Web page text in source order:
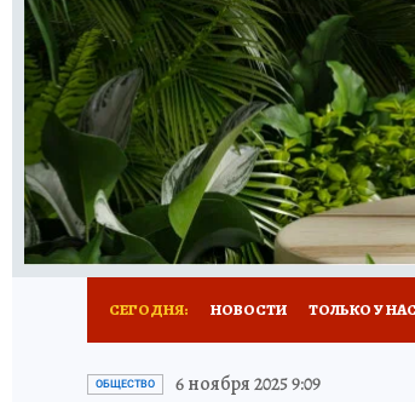
КНИЖНАЯ ПОЛКА
ПРЕСС-ЦЕНТР
РАДИО КП РЕКЛАМА
СЕГОДНЯ: НОВОСТИ ТОЛЬКО У
ПРОИСШЕСТВИЯ
ОБЩЕСТВО 6 ноября 2025 9:09